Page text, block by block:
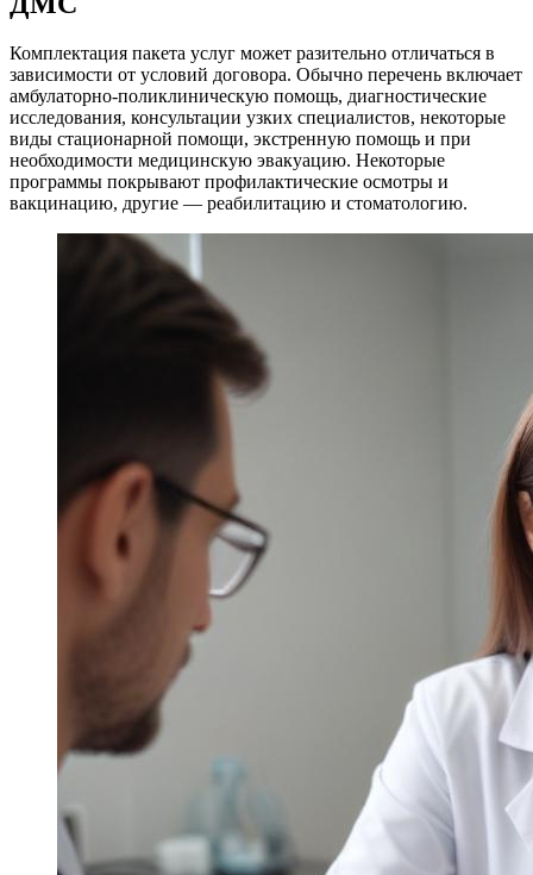
Комплектация пакета услуг может разительно отличаться в
зависимости от условий договора. Обычно перечень включает
амбулаторно-поликлиническую помощь, диагностические
исследования, консультации узких специалистов, некоторые
виды стационарной помощи, экстренную помощь и при
необходимости медицинскую эвакуацию. Некоторые
программы покрывают профилактические осмотры и
вакцинацию, другие — реабилитацию и стоматологию.